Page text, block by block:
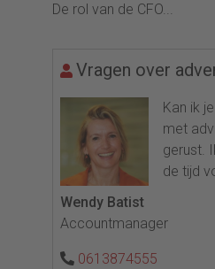
De rol van de CFO...
Vragen over
Kan ik
met
gerust.
de tijd
Wendy Batist
Accountmanager
0613874555